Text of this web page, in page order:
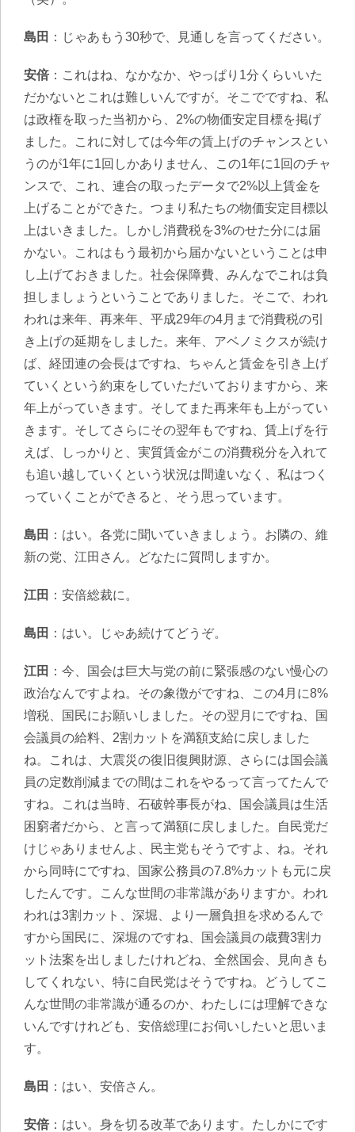
島田 ：じゃあもう30秒で、見通しを言ってください。
安倍 ：これはね、なかなか、やっぱり1分くらいいた
だかないとこれは難しいんですが。そこでですね、私
は政権を取った当初から、2%の物価安定目標を掲げ
ました。これに対しては今年の賃上げのチャンスとい
うのが1年に1回しかありません、この1年に1回のチャ
ンスで、これ、連合の取ったデータで2%以上賃金を
上げることができた。つまり私たちの物価安定目標以
上はいきました。しかし消費税を3%のせた分には届
かない。これはもう最初から届かないということは申
し上げておきました。社会保障費、みんなでこれは負
担しましょうということでありました。そこで、われ
われは来年、再来年、平成29年の4月まで消費税の引
き上げの延期をしました。来年、アベノミクスが続け
ば、経団連の会長はですね、ちゃんと賃金を引き上げ
ていくという約束をしていただいておりますから、来
年上がっていきます。そしてまた再来年も上がってい
きます。そしてさらにその翌年もですね、賃上げを行
えば、しっかりと、実質賃金がこの消費税分を入れて
も追い越していくという状況は間違いなく、私はつく
っていくことができると、そう思っています。
島田 ：はい。各党に聞いていきましょう。お隣の、維
新の党、江田さん。どなたに質問しますか。
江田 ：安倍総裁に。
島田 ：はい。じゃあ続けてどうぞ。
江田 ：今、国会は巨大与党の前に緊張感のない慢心の
政治なんですよね。その象徴がですね、この4月に8%
増税、国民にお願いしました。その翌月にですね、国
会議員の給料、2割カットを満額支給に戻しました
ね。これは、大震災の復旧復興財源、さらには国会議
員の定数削減までの間はこれをやるって言ってたんで
すね。これは当時、石破幹事長がね、国会議員は生活
困窮者だから、と言って満額に戻しました。自民党だ
けじゃありませんよ、民主党もそうですよ、ね。それ
から同時にですね、国家公務員の7.8%カットも元に戻
したんです。こんな世間の非常識がありますか。われ
われは3割カット、深堀、より一層負担を求めるんで
すから国民に、深堀のですね、国会議員の歳費3割カ
ット法案を出しましたけれどね、全然国会、見向きも
してくれない、特に自民党はそうですね。どうしてこ
んな世間の非常識が通るのか、わたしには理解できな
いんですけれども、安倍総理にお伺いしたいと思いま
す。
島田 ：はい、安倍さん。
安倍 ：はい。身を切る改革であります。たしかにです